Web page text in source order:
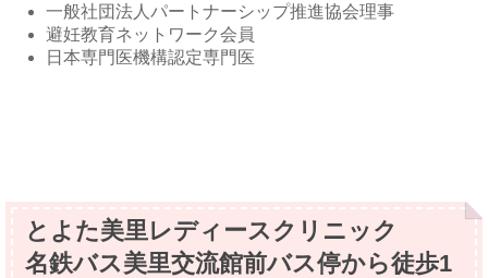
一般社団法人パートナーシップ推進協会理事
避妊教育ネットワーク会員
日本専門医機構認定専門医
とよた美里レディースクリニック
名鉄バス美里交流館前バス停から徒歩1